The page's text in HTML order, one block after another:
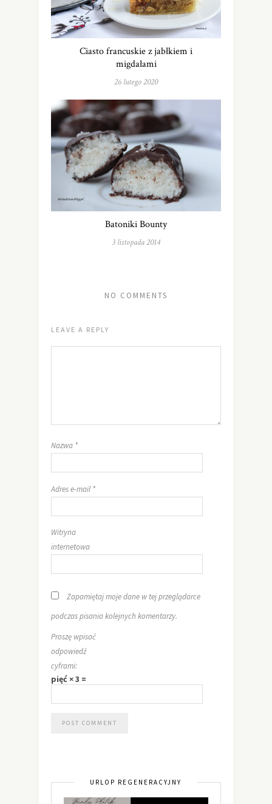
Ciasto francuskie z jabłkiem i
migdałami
26 lutego 2020
Batoniki Bounty
3 listopada 2014
NO COMMENTS
LEAVE A REPLY
Nazwa *
Adres e-mail *
Witryna
internetowa
Zapamiętaj moje dane w tej przeglądarce
podczas pisania kolejnych komentarzy.
Proszę wpisać
odpowiedź
cyframi:
pięć × 3 =
URLOP REGENERACYJNY